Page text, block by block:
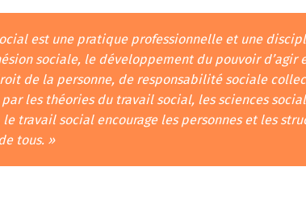
est une pratique professionnelle et une
sociale, le développement du pouvoir
de la personne, de responsabilité sociale
les théories du travail social, les sciences
le travail social encourage les personnes et les
tous. »